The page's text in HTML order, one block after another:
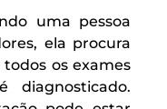
uma pessoa
ela procura
os exames
diagnosticado.